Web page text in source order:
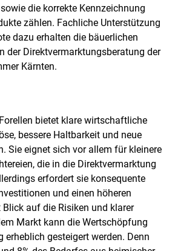
die korrekte Kennzeichnung
zählen. Fachliche Unterstützung
dazu erhalten die bäuerlichen
der Direktvermarktungsberatung der
Kärnten.
bietet klare wirtschaftliche
bessere Haltbarkeit und neue
Sie eignet sich vor allem für kleinere
die in die Direktvermarktung
erfordert sie konsequente
und einen höheren
auf die Risiken und klarer
Markt kann die Wertschöpfung
erheblich gesteigert werden. Denn